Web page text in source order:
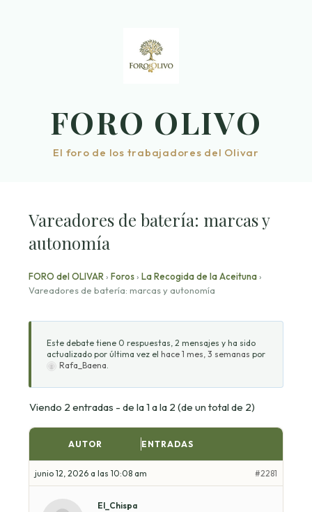
FORO OLIVO
El foro de los trabajadores del Olivar
Vareadores de batería: marcas y
autonomía
FORO del OLIVAR › Foros › La Recogida de la Aceituna ›
Vareadores de batería: marcas y autonomía
Este debate tiene 0 respuestas, 2 mensajes y ha sido
actualizado por última vez el hace 1 mes, 3 semanas por
Rafa_Baena
Viendo 2 entradas - de la 1 a la 2 (de un total de 2)
AUTOR ENTRADAS
junio 12, 2026 a las 10:08 am #2281
El_Chispa